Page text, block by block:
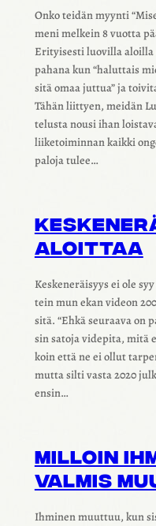
Onko teidän myynti
meni melkein 8 vuotta
Erityi­sesti luovilla aloilla
pahana kun “halut­tais
sitä omaa juttua” ja
Tähän liit­tyen, meidän
te­lusta nousi ihan
liike­toi­min­nan kaikki
pa­loja tulee…
ALOIT­TAA
Keske­ne­räi­syys ei ole
tein mun ekan videon
sitä. “Ehkä seuraava on
sin satoja vide­pita, mitä
koin että ne ei ollut
mutta silti vasta 2020
ensin…
MILLOIN
VALMIS
Ihmi­nen muut­tuu, kun